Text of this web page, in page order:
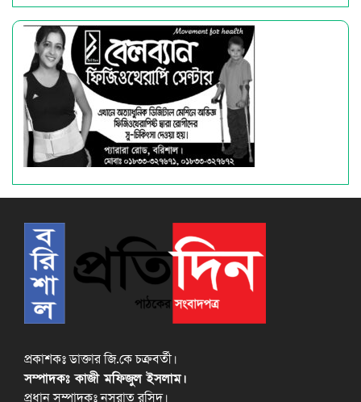
প্রকাশকঃ ডাক্তার জি.কে চক্রবর্তী।
সম্পাদকঃ কাজী মফিজুল ইসলাম।
প্রধান সম্পাদকঃ নুসরাত রসিদ।